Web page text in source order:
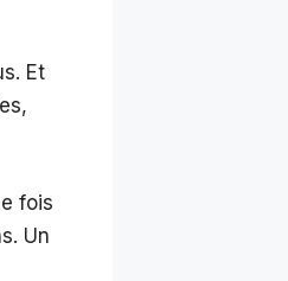
Et
fois
Un